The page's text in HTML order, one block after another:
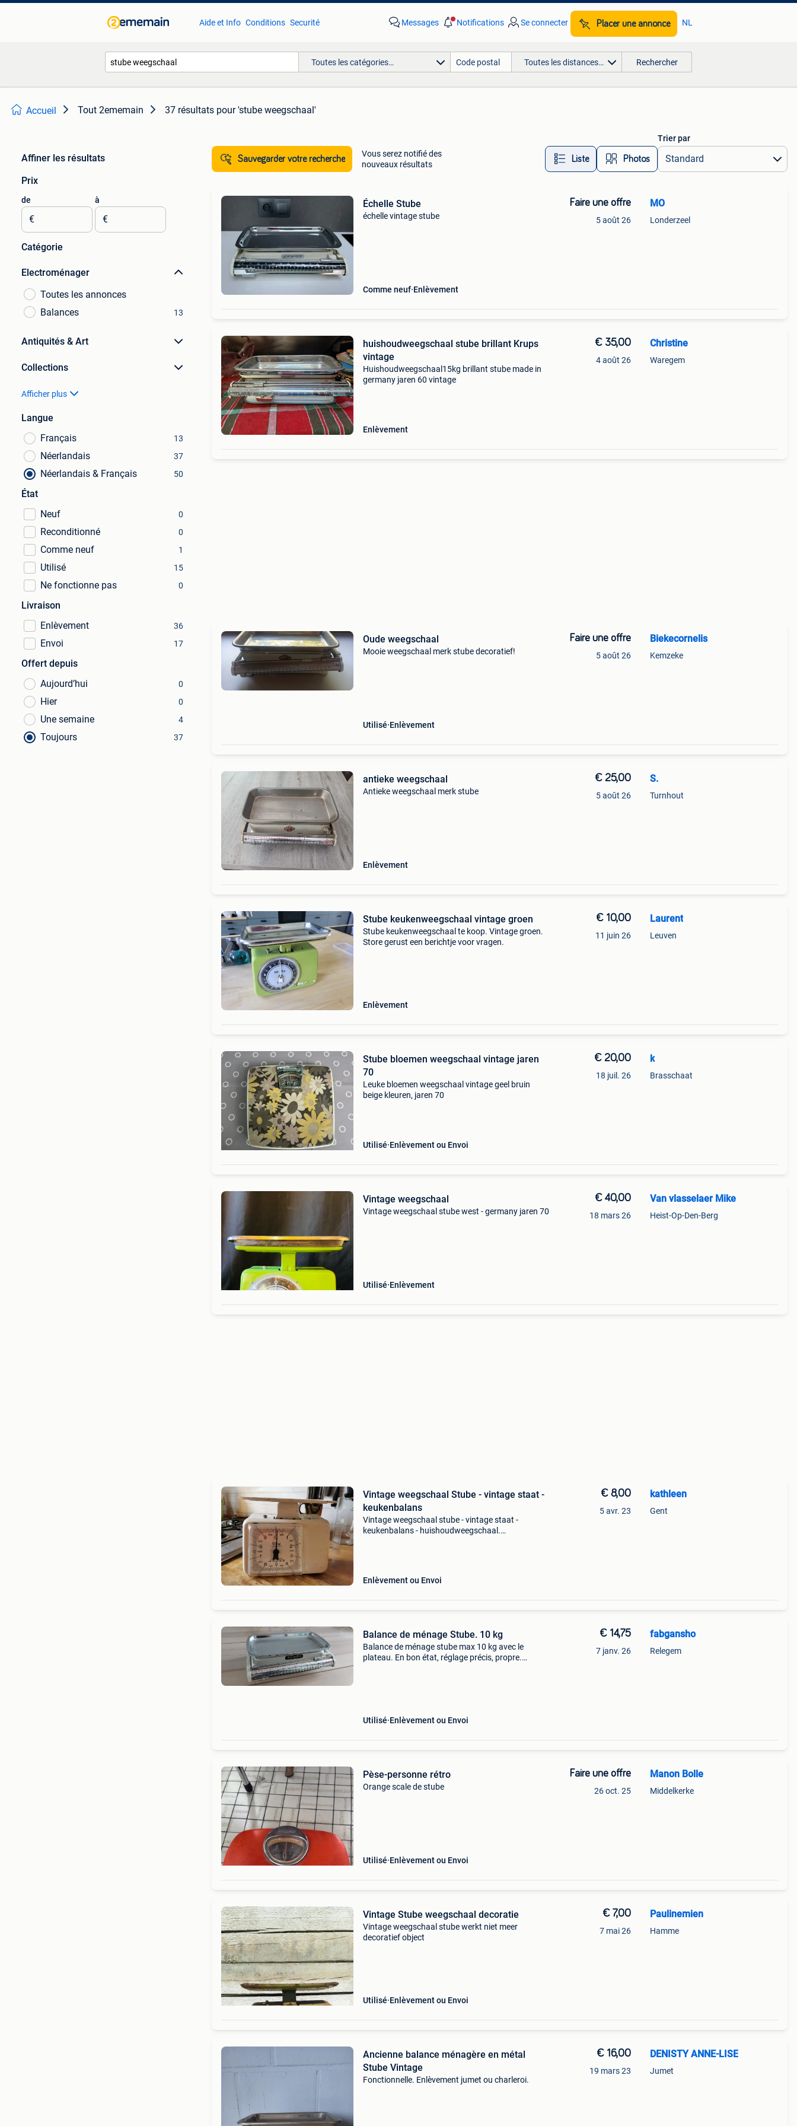
Aide et Info Conditions Securité Messages Notifications Se connecter Placer une annonce NL
Toutes les catégories… Toutes les distances… Rechercher
Accueil Tout 2ememain 37 résultats pour 'stube weegschaal'
Affiner les résultats
Prix
de
€
à
€
Catégorie
Electroménager
Toutes les annonces
Balances
13
Antiquités & Art
Collections
Afficher plus
Langue
Français
13
Néerlandais 37
Néerlandais & Français 50
État
Neuf
0
Reconditionné 0
Comme neuf 1
Utilisé 15
Ne fonctionne pas 0
Livraison
Enlèvement
36
Envoi 17
Offert depuis
Aujourd’hui
0
Hier 0
Une semaine 4
Toujours 37
Sauvegarder votre recherche
Vous serez notifié des
nouveaux résultats
Liste Photos
Trier par
Échelle Stube
échelle vintage stube
Comme neuf Enlèvement
Faire une offre
5 août 26
MO
Londerzeel
huishoudweegschaal stube brillant Krups
vintage
Huishoudweegschaal15kg brillant stube made in
germany jaren 60 vintage
Enlèvement
€ 35,00
4 août 26
Christine
Waregem
Oude weegschaal
Mooie weegschaal merk stube decoratief!
Utilisé Enlèvement
Faire une offre
5 août 26
Biekecornelis
Kemzeke
antieke weegschaal
Antieke weegschaal merk stube
Enlèvement
€ 25,00
5 août 26
S.
Turnhout
Stube keukenweegschaal vintage groen
Stube keukenweegschaal te koop. Vintage groen.
Store gerust een berichtje voor vragen.
Enlèvement
€ 10,00
11 juin 26
Laurent
Leuven
Stube bloemen weegschaal vintage jaren
70
Leuke bloemen weegschaal vintage geel bruin
beige kleuren, jaren 70
Utilisé Enlèvement ou Envoi
€ 20,00
18 juil. 26
k
Brasschaat
Vintage weegschaal
Vintage weegschaal stube west - germany jaren 70
Utilisé Enlèvement
€ 40,00
18 mars 26
Van vlasselaer Mike
Heist-Op-Den-Berg
Vintage weegschaal Stube - vintage staat -
keukenbalans
Vintage weegschaal stube - vintage staat -
keukenbalans - huishoudweegschaal.
Enlèvement ou Envoi
€ 8,00
5 avr. 23
kathleen
Gent
Balance de ménage Stube. 10 kg
Balance de ménage stube max 10 kg avec le
plateau. En bon état, réglage précis, propre.
Utilisé Enlèvement ou Envoi
€ 14,75
7 janv. 26
fabgansho
Relegem
Pèse-personne rétro
Orange scale de stube
Utilisé Enlèvement ou Envoi
Faire une offre
26 oct. 25
Manon Bolle
Middelkerke
Vintage Stube weegschaal decoratie
Vintage weegschaal stube werkt niet meer
decoratief object
Utilisé Enlèvement ou Envoi
€ 7,00
7 mai 26
Paulinemien
Hamme
Ancienne balance ménagère en métal
Stube Vintage
Fonctionnelle. Enlèvement jumet ou charleroi.
€ 16,00
19 mars 23
DENISTY ANNE-LISE
Jumet